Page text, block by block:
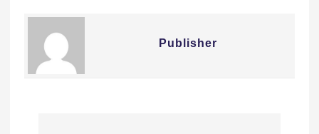
Publisher